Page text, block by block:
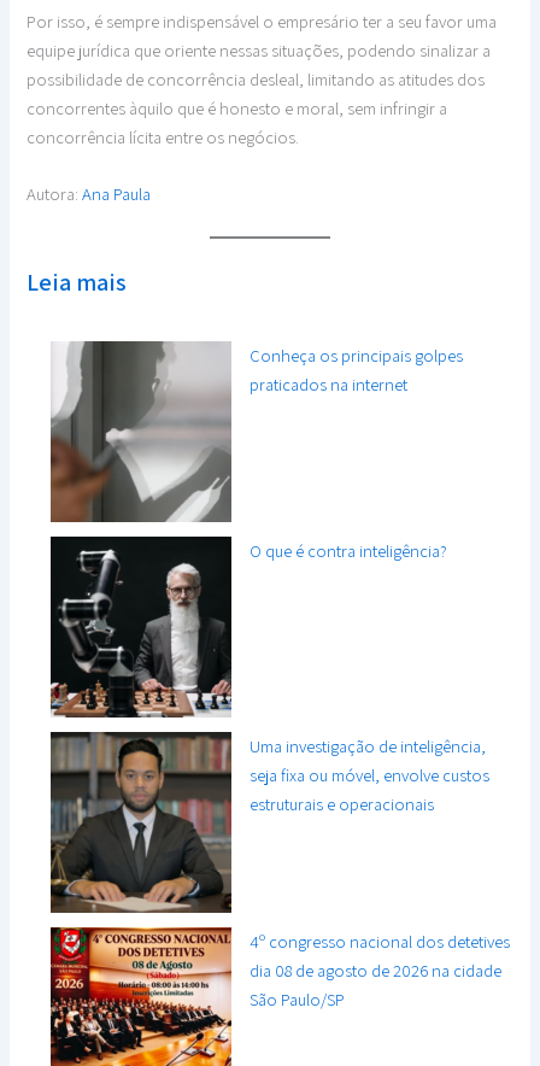
Por isso, é sempre indispensável o empresário ter a seu favor uma
equipe jurídica que oriente nessas situações, podendo sinalizar a
possibilidade de concorrência desleal, limitando as atitudes dos
concorrentes àquilo que é honesto e moral, sem infringir a
concorrência lícita entre os negócios.
Autora:Ana Paula
Leia mais
Conheça os principais golpes
praticados na internet
O que é contra inteligência?
Uma investigação de inteligência,
seja fixa ou móvel, envolve custos
estruturais e operacionais
4º congresso nacional dos detetives
dia 08 de agosto de 2026 na cidade
São Paulo/SP